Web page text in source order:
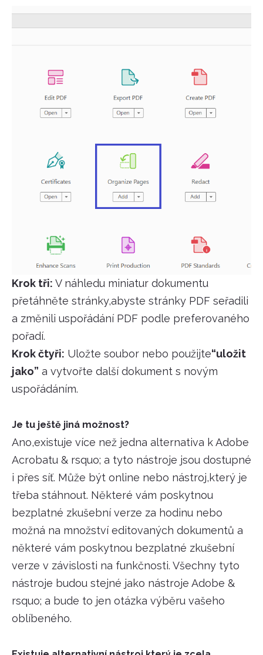
Krok tři: V náhledu miniatur dokumentu
přetáhněte stránky,abyste stránky PDF seřadili
a změnili uspořádání PDF podle preferovaného
pořadí.
Krok čtyři: Uložte soubor nebo použijte“uložit
jako” a vytvořte další dokument s novým
uspořádáním.
Je tu ještě jiná možnost?
Ano,existuje více než jedna alternativa k Adobe
Acrobatu & rsquo; a tyto nástroje jsou dostupné
i přes síť. Může být online nebo nástroj,který je
třeba stáhnout. Některé vám poskytnou
bezplatné zkušební verze za hodinu nebo
možná na množství editovaných dokumentů a
některé vám poskytnou bezplatné zkušební
verze v závislosti na funkčnosti. Všechny tyto
nástroje budou stejné jako nástroje Adobe &
rsquo; a bude to jen otázka výběru vašeho
oblíbeného.